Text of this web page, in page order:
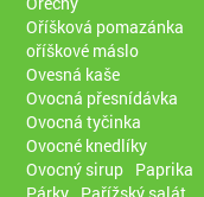
Oříšková pomazánka
oříškové máslo
Ovesná kaše
Ovocná přesnídávka
Ovocná tyčinka
Ovocné knedlíky
Ovocný sirup Paprika
Párky Pařížský salát